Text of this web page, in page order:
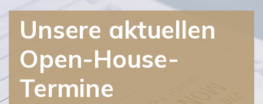
Unsere aktuellen
Open-House-
Termine